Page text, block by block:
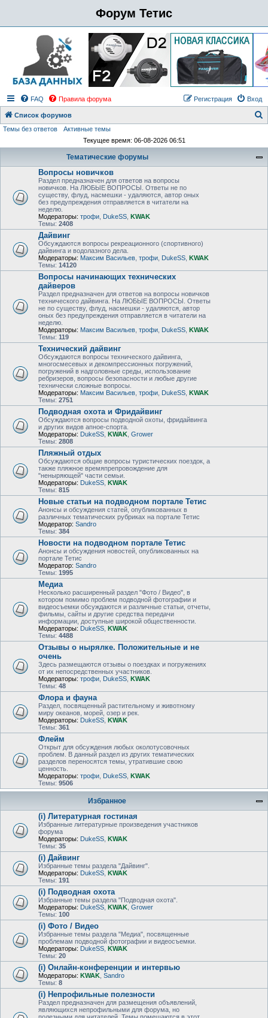
Форум Тетис
FAQ Правила форума Вход
Регистрация
Список форумов
Темы без ответов
Активные темы
Текущее время: 06-08-2026 06:51
Тематические форумы
Вопросы новичков
Раздел предназначен для ответов на вопросы
новичков. На ЛЮБЫЕ ВОПРОСЫ. Ответы не по
существу, флуд, насмешки - удаляются, автор оных
без предупреждения отправляется в читатели на
неделю.
Модераторы: трофи DukeSS KWAK
Темы: 2408
Дайвинг
Обсуждаются вопросы рекреационного (спортивного)
дайвинга и водолазного дела.
Модераторы: Максим Васильев трофи DukeSS KWAK
Темы: 14120
Вопросы начинающих технических
дайверов
Раздел предназначен для ответов на вопросы новичков
технического дайвинга. На ЛЮБЫЕ ВОПРОСЫ. Ответы
не по существу, флуд, насмешки - удаляются, автор
оных без предупреждения отправляется в читатели на
неделю.
Модераторы: Максим Васильев трофи DukeSS KWAK
Темы: 119
Технический дайвинг
Обсуждаются вопросы технического дайвинга,
многосмесевых и декомпрессионных погружений,
погружений в надголовные среды, использование
ребризеров, вопросы безопасности и любые другие
технически сложные вопросы.
Модераторы: Максим Васильев трофи DukeSS KWAK
Темы: 2751
Подводная охота и Фридайвинг
Обсуждаются вопросы подводной охоты, фридайвинга
и других видов апное-спорта.
Модераторы: DukeSS KWAK Grower
Темы: 2808
Пляжный отдых
Обсуждаются общие вопросы туристических поездок, а
также пляжное времяпрепровождение для
"неныряющей" части семьи.
Модераторы: DukeSS KWAK
Темы: 815
Новые статьи на подводном портале Тетис
Анонсы и обсуждения статей, опубликованных в
различных тематических рубриках на портале Тетис
Модератор: Sandro
Темы: 384
Новости на подводном портале Тетис
Анонсы и обсуждения новостей, опубликованных на
портале Тетис
Модератор: Sandro
Темы: 1995
Медиа
Несколько расширенный раздел "Фото / Видео", в
котором помимо проблем подводной фотографии и
видеосъемки обсуждаются и различные статьи, отчеты,
фильмы, сайты и другие средства передачи
информации, доступные широкой общественности.
Модераторы: DukeSS KWAK
Темы: 4488
Отзывы о нырялке. Положительные и не
очень
Здесь размещаются отзывы о поездках и погружениях
от их непосредственных участников.
Модераторы: трофи DukeSS KWAK
Темы: 48
Флора и фауна
Раздел, посвященный растительному и животному
миру океанов, морей, озер и рек.
Модераторы: DukeSS KWAK
Темы: 361
Флейм
Открыт для обсуждения любых околотусовочных
проблем. В данный раздел из других тематических
разделов переносятся темы, утратившие свою
ценность.
Модераторы: трофи DukeSS KWAK
Темы: 9506
Избранное
(i) Литературная гостиная
Избранные литературные произведения участников
форума
Модераторы: DukeSS KWAK
Темы: 35
(i) Дайвинг
Избранные темы раздела "Дайвинг".
Модераторы: DukeSS KWAK
Темы: 191
(i) Подводная охота
Избранные темы раздела "Подводная охота".
Модераторы: DukeSS KWAK Grower
Темы: 100
(i) Фото / Видео
Избранные темы раздела "Медиа", посвященные
проблемам подводной фотографии и видеосъемки.
Модераторы: DukeSS KWAK
Темы: 20
(i) Онлайн-конференции и интервью
Модераторы: KWAK Sandro
Темы: 8
(i) Непрофильные полезности
Раздел предназначен для размещения объявлений,
являющихся непрофильными для форума, но